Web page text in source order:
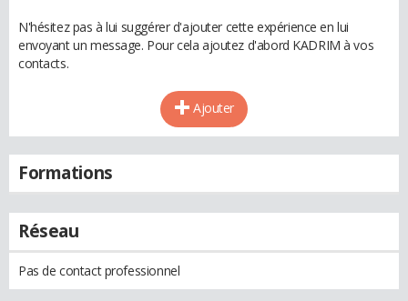
N'hésitez pas à lui suggérer d'ajouter cette expérience en lui
envoyant un message. Pour cela ajoutez d'abord KADRIM à vos
contacts.
Ajouter
Formations
Réseau
Pas de contact professionnel